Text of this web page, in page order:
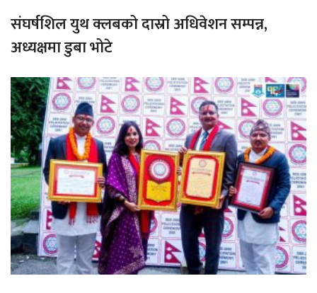
संघर्षशिल युथ क्लबको दास्रो अधिवेशन सम्पन्न,
अध्यक्षमा डुबा भोटे